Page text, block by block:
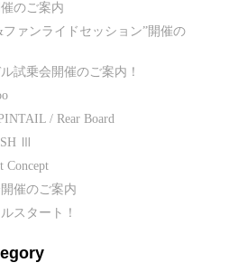
のご案内
ァンライドセッション”開催の
試乗会開催のご案内！
/ Rear Board
Ⅲ
Concept
催のご案内
スタート！